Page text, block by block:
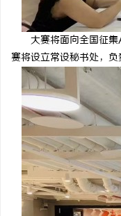
大赛将面向全国征
赛将设立常设秘书处，